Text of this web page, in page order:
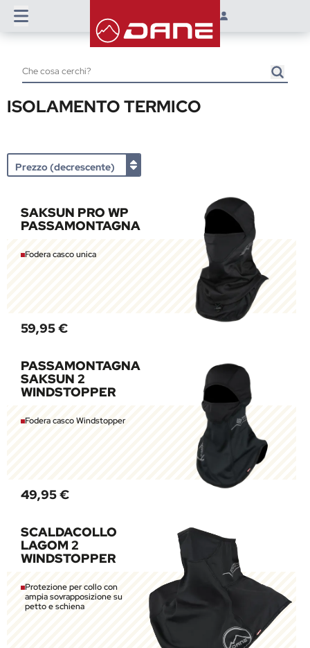
ISOLAMENTO TERMICO
SAKSUN PRO WP
PASSAMONTAGNA
Fodera casco unica
59,95 €
PASSAMONTAGNA
SAKSUN 2
WINDSTOPPER
Fodera casco Windstopper
49,95 €
SCALDACOLLO
LAGOM 2
WINDSTOPPER
Protezione per collo con
ampia sovrapposizione su
petto e schiena